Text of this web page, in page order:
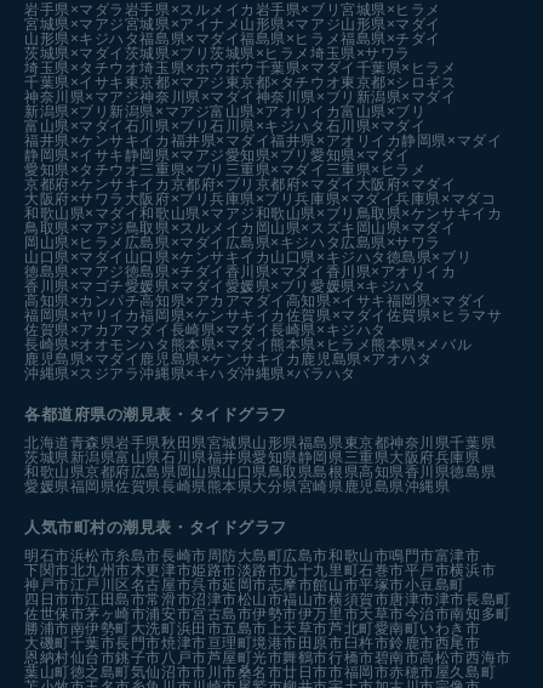
岩手県×マダラ 岩手県×スルメイカ 岩手県×ブリ宮城県×ヒラメ
宮城県×マアジ宮城県×アイナメ 山形県×マアジ山形県×マダイ
山形県×キジハタ福島県×マダイ福島県×ヒラメ福島県×チダイ
茨城県×マダイ 茨城県×ブリ茨城県×ヒラメ埼玉県×サワラ
埼玉県×タチウオ埼玉県×ホウボウ 千葉県×マダイ 千葉県×ヒラメ
千葉県×イサキ 東京都×マアジ 東京都×タチウオ東京都×シロギス
神奈川県×マアジ神奈川県×マダイ 神奈川県×ブリ 新潟県×マダイ
新潟県×ブリ 新潟県×マアジ富山県×アオリイカ富山県×ブリ
富山県×マダイ 石川県×ブリ石川県×キジハタ 石川県×マダイ
福井県×ケンサキイカ 福井県×マダイ福井県×アオリイカ 静岡県×マダイ
静岡県×イサキ 静岡県×マアジ愛知県×ブリ愛知県×マダイ
愛知県×タチウオ三重県×ブリ 三重県×マダイ 三重県×ヒラメ
京都府×ケンサキイカ 京都府×ブリ 京都府×マダイ 大阪府×マダイ
大阪府×サワラ 大阪府×ブリ兵庫県×ブリ兵庫県×マダイ兵庫県×マダコ
和歌山県×マダイ和歌山県×マアジ和歌山県×ブリ 鳥取県×ケンサキイカ
鳥取県×マアジ鳥取県×スルメイカ 岡山県×スズキ 岡山県×マダイ
岡山県×ヒラメ 広島県×マダイ 広島県×キジハタ 広島県×サワラ
山口県×マダイ 山口県×ケンサキイカ 山口県×キジハタ 徳島県×ブリ
徳島県×マアジ徳島県×チダイ 香川県×マダイ 香川県×アオリイカ
香川県×マゴチ愛媛県×マダイ 愛媛県×ブリ愛媛県×キジハタ
高知県×カンパチ高知県×アカアマダイ 高知県×イサキ福岡県×マダイ
福岡県×ヤリイカ福岡県×ケンサキイカ 佐賀県×マダイ 佐賀県×ヒラマサ
佐賀県×アカアマダイ 長崎県×マダイ長崎県×キジハタ
長崎県×オオモンハタ 熊本県×マダイ 熊本県×ヒラメ 熊本県×メバル
鹿児島県×マダイ 鹿児島県×ケンサキイカ 鹿児島県×アオハタ
沖縄県×スジアラ沖縄県×キハダ沖縄県×バラハタ
各都道府県の潮見表 ・タイドグラフ
北海道青森県岩手県秋田県宮城県山形県福島県東京都神奈川県千葉県
茨城県新潟県富山県石川県福井県愛知県静岡県三重県大阪府兵庫県
和歌山県京都府広島県 岡山県山口県鳥取県島根県高知県香川県徳島県
愛媛県福岡県佐賀県長崎県熊本県大分県宮崎県鹿児島県沖縄県
人気市町村の潮見表・タイドグラフ
明石市浜松市糸島市長崎市周防大島町広島市和歌山市鳴門市富津市
下関市北九州市木更津市姫路市淡路市九十九里町石巻市平戸市横浜市
神戸市江戸川区 名古屋市呉市延岡市志摩市館山市平塚市小豆島町
四日市市江田島市常滑市沼津市松山市福山市横須賀市唐津市津市長島町
佐世保市茅ヶ崎市浦安市宮古島市伊勢市伊万里市天草市今治市南知多町
勝浦市南伊勢町大洗町浜田市五島市 上天草市芦北町愛南町いわき市
大磯町千葉市長門市焼津市亘理町境港市 田原市 臼杵市鈴鹿市西尾市
恩納村仙台市銚子市八戸市芦屋町光市舞鶴市行橋市碧南市高松市西海市
葉山町徳之島町気仙沼市市川市桑名市廿日市市福岡市赤穂市屋久島町